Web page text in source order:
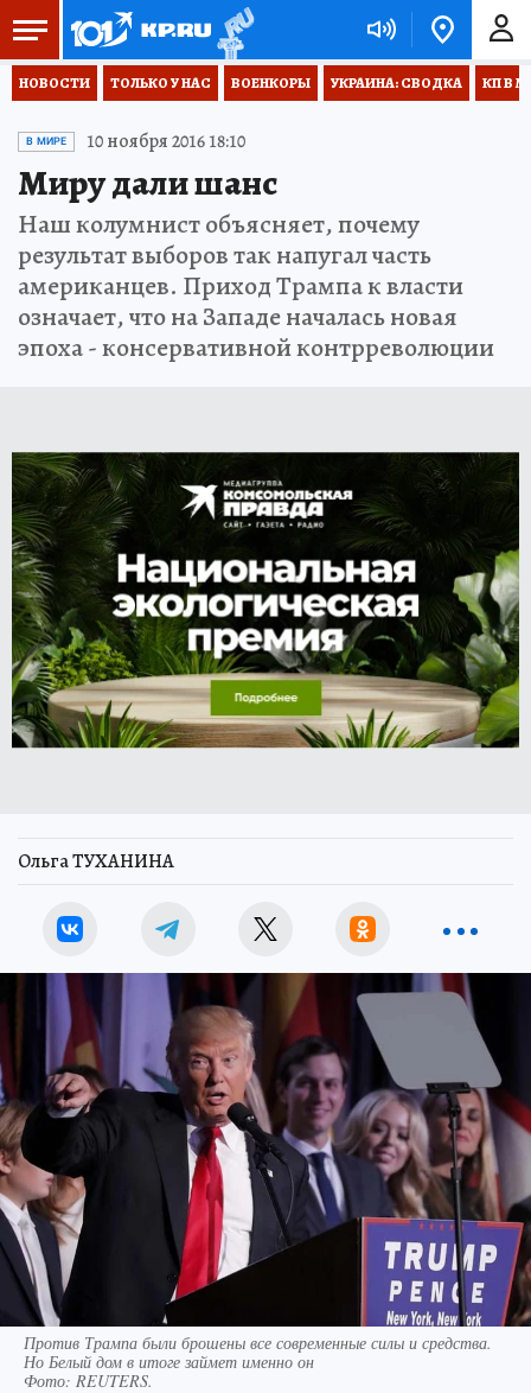
НОВОСТИ ТОЛЬКО У НАС ВОЕНКОРЫ УКРАИНА: СВОДКА КП В
В МИРЕ 10 ноября 2016 18:10
Миру дали шанс
Наш колумнист объясняет, почему
результат выборов так напугал часть
американцев. Приход Трампа к власти
означает, что на Западе началась новая
эпоха - консервативной контрреволюции
Ольга ТУХАНИНА
Против Трампа были брошены все современные силы и средства.
Но Белый дом в итоге займет именно он
Фото: REUTERS.